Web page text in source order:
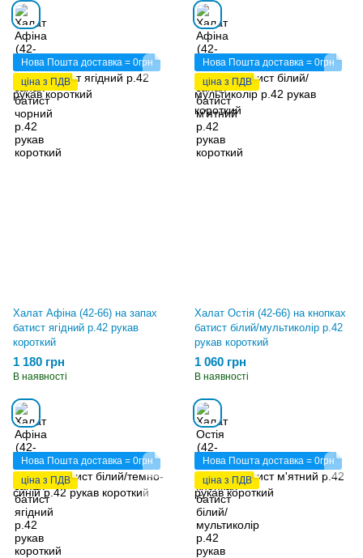
Нова Пошта доставка = 0грн
ціна з ПДВ
Халат Афіна (42-66) на запах
батист ягідний р.42 рукав
короткий
1 180 грн
В наявності
Нова Пошта доставка = 0грн
ціна з ПДВ
Халат Остія (42-66) на кнопках
батист білий/мультиколір р.42
рукав короткий
1 060 грн
В наявності
Нова Пошта доставка = 0грн
ціна з ПДВ
Нова Пошта доставка = 0грн
ціна з ПДВ